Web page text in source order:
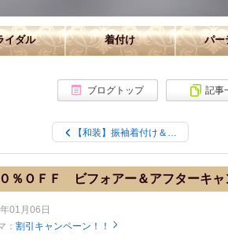
＆着物きつけの出張サービス 東京ボーテ
せ info@beaute-de-tokyo.com
ブログトップ
記事
【和装】振袖着付け＆…
％ＯＦＦ ビフォアー＆アフターキャ
01月06日
： 割引キャンペーン！！
イダル 着付け パー